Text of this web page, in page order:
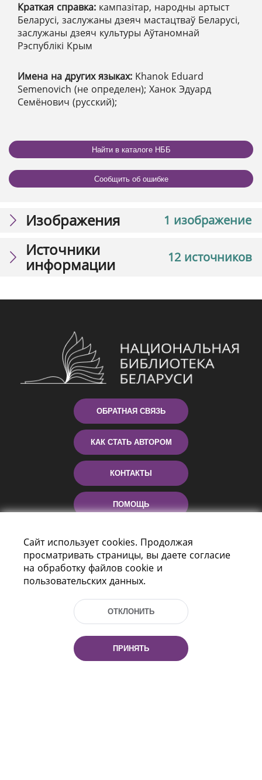
Краткая справка: кампазітар, народны артыст
Беларусі, заслужаны дзеяч мастацтваў Беларусі,
заслужаны дзеяч культуры Аўтаномнай
Рэспублікі Крым
Имена на других языках: Khanok Eduard
Semenovich (не определен); Ханок Эдуард
Семёнович (русский);
Найти в каталоге НББ
Сообщить об ошибке
1 изображение
Изображения
12 источников
Источники
информации
ОБРАТНАЯ СВЯЗЬ
КАК СТАТЬ АВТОРОМ
КОНТАКТЫ
ПОМОЩЬ
Пр-т Независимости 116
Тел.: (+375 17) 368 37 37, Факс: (+375 17)
Сайт использует cookies. Продолжая
просматривать страницы, вы даете согласие
на обработку файлов cookie и
пользовательских данных.
ОТКЛОНИТЬ
ПРИНЯТЬ